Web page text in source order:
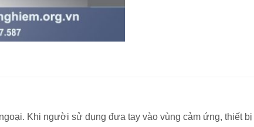
Khi người sử dụng đưa tay vào vùng cảm ứng,